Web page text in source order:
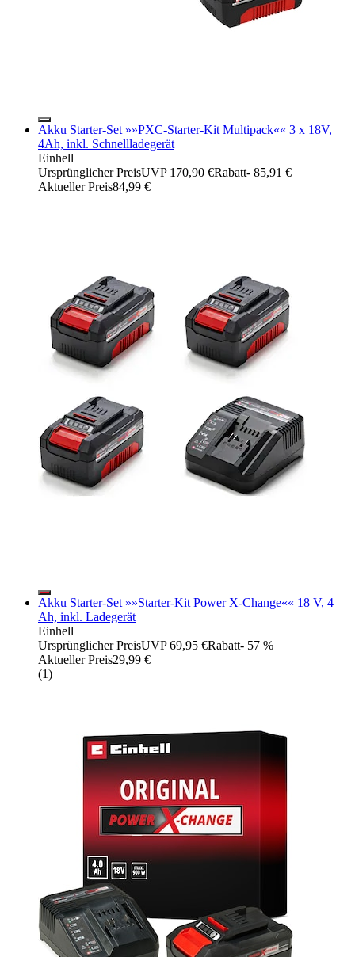
Akku Starter-Set »»PXC-Starter-Kit Multipack«« 3 x 18V,
4Ah, inkl. Schnellladegerät
Einhell
Ursprünglicher PreisUVP 170,90 €Rabatt- 85,91 €
Aktueller Preis84,99 €
Akku Starter-Set »»Starter-Kit Power X-Change«« 18 V, 4
Ah, inkl. Ladegerät
Einhell
Ursprünglicher PreisUVP 69,95 €Rabatt- 57 %
Aktueller Preis29,99 €
(1)